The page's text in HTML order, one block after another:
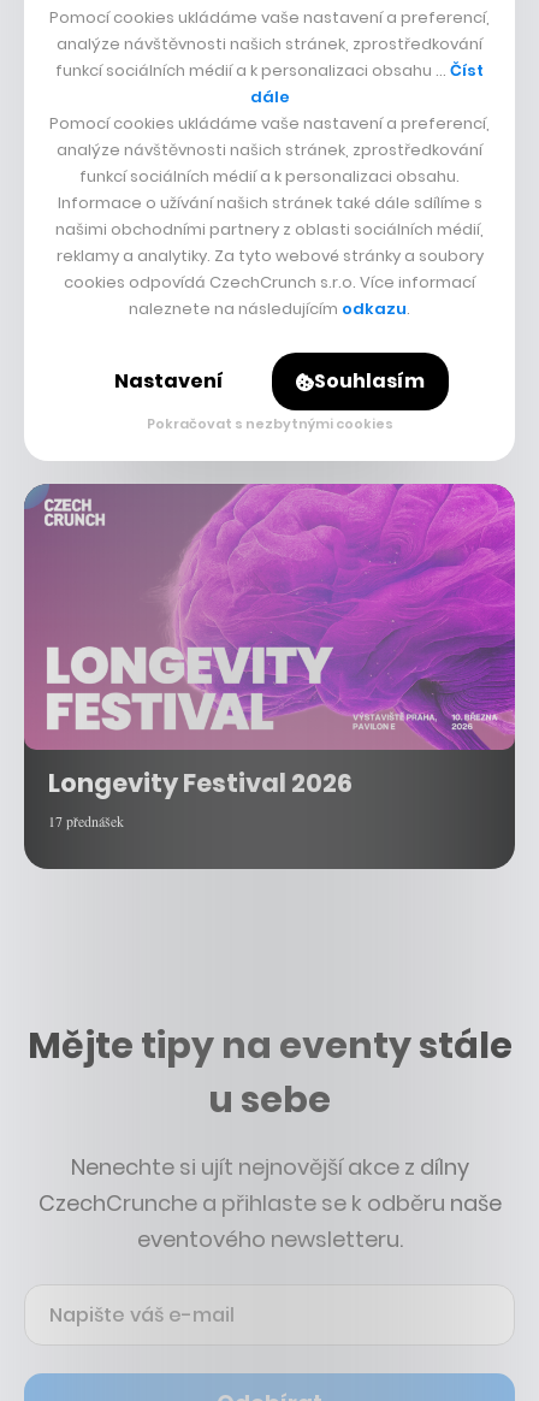
Future
Longevity Festival 2026
17 přednášek
Mějte tipy na eventy stále
u sebe
Nenechte si ujít nejnovější akce z dílny
CzechCrunche a přihlaste se k odběru naše
eventového newsletteru.
Pomocí cookies ukládáme vaše nastavení a preferencí,
analýze návštěvnosti našich stránek, zprostředkování
funkcí sociálních médií a k personalizaci obsahu … Číst
dále
Pomocí cookies ukládáme vaše nastavení a preferencí,
analýze návštěvnosti našich stránek, zprostředkování
funkcí sociálních médií a k personalizaci obsahu.
Informace o užívání našich stránek také dále sdílíme s
našimi obchodními partnery z oblasti sociálních médií,
reklamy a analytiky. Za tyto webové stránky a soubory
cookies odpovídá CzechCrunch s.r.o. Více informací
naleznete na následujícím odkazu.
Nastavení Souhlasím
Pokračovat s nezbytnými cookies